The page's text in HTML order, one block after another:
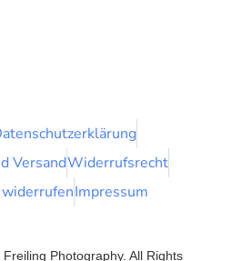
VersandWiderrufsrecht
Impressum
Photography. All Rights